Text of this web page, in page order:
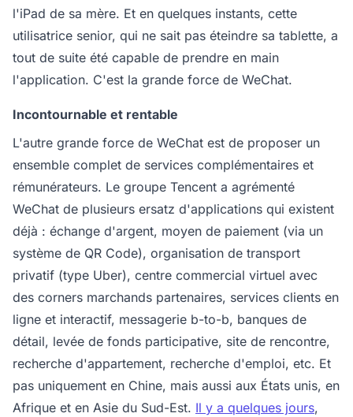
l'iPad de sa mère. Et en quelques instants, cette
utilisatrice senior, qui ne sait pas éteindre sa tablette, a
tout de suite été capable de prendre en main
l'application. C'est la grande force de WeChat.
Incontournable et rentable
L'autre grande force de WeChat est de proposer un
ensemble complet de services complémentaires et
rémunérateurs. Le groupe Tencent a agrémenté
WeChat de plusieurs ersatz d'applications qui existent
déjà : échange d'argent, moyen de paiement (via un
système de QR Code), organisation de transport
privatif (type Uber), centre commercial virtuel avec
des corners marchands partenaires, services clients en
ligne et interactif, messagerie b-to-b, banques de
détail, levée de fonds participative, site de rencontre,
recherche d'appartement, recherche d'emploi, etc. Et
pas uniquement en Chine, mais aussi aux États unis, en
Afrique et en Asie du Sud-Est. Il y a quelques jours,